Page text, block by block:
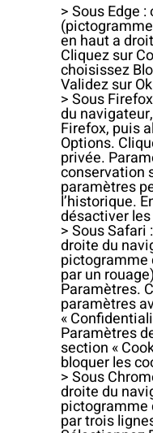
> Sous Edge
en haut a
Cliquez sur
choisissez
Validez sur
> Sous
du
Firefox, puis
Options.
privée.
conservation
paramètres
l’historique.
désactiver
> Sous Safari
droite du
pictogramme
par un
Paramètres.
paramètres
«
Paramètres
section «
bloquer les
> Sous
droite du
pictogramme
par trois